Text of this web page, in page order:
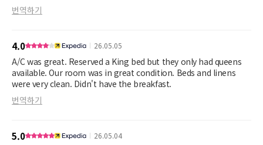
번역하기
4.0 26.05.05
A/C was great. Reserved a King bed but they only had queens
available. Our room was in great condition. Beds and linens
were very clean. Didn't have the breakfast.
번역하기
5.0 26.05.04